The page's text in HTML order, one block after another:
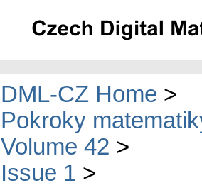
DML-CZ Home
Pokroky
Volume 42
Issue 1